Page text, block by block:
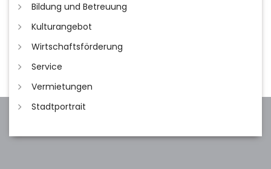
Bildung und Betreuung
Kulturangebot
Wirtschaftsförderung
Service
Vermietungen
Stadtportrait